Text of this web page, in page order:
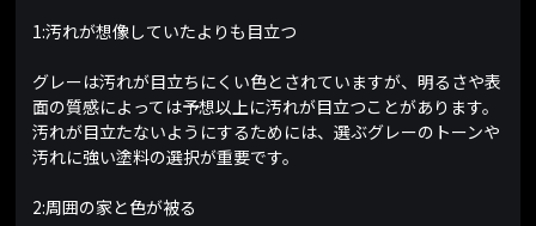
1:汚れが想像していたよりも目立つ
グレーは汚れが目立ちにくい色とされていますが、明るさや表
面の質感によっては予想以上に汚れが目立つことがあります。
汚れが目立たないようにするためには、選ぶグレーのトーンや
汚れに強い塗料の選択が重要です。
2:周囲の家と色が被る